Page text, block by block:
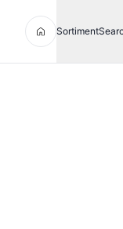
Sortiment